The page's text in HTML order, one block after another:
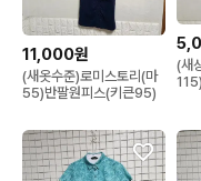
11,000원
(새옷수준)로미스토리(마
55)반팔원피스(키큰95)
(새
115)